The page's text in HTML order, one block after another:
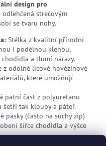
design pro
strečovým
se tvaru nohy.
Stélka z kvalitní přírodní
i podélnou klenbu,
a tlumí nárazy.
z odolné lícové hovězinové
které umožňují
patní část z polyuretanu
šetří tak klouby a páteř.
pásky (často na suchý zip)
šířce chodidla a výšce